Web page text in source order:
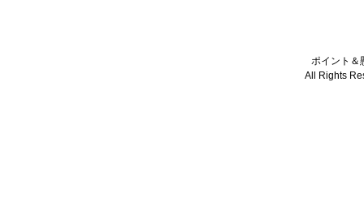
ポイント＆
All Rights